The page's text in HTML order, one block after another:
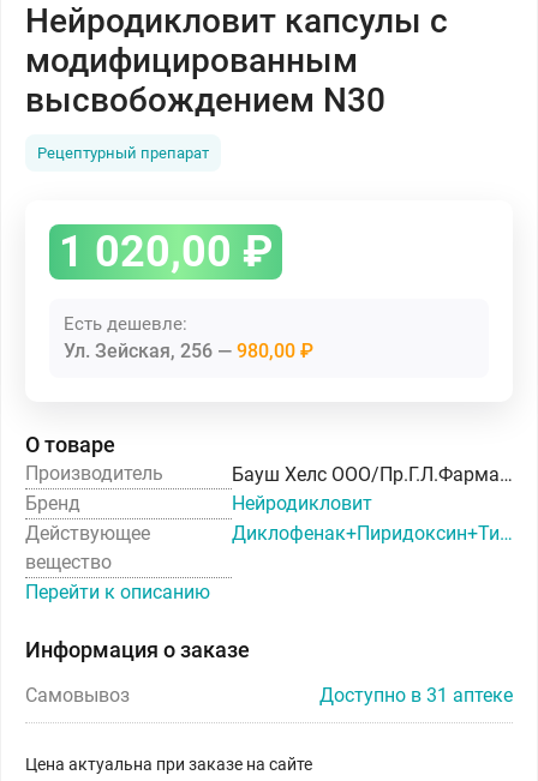
Нейродикловит капсулы с
модифицированным
высвобождением N30
Рецептурный препарат
1 020,00 ₽
Есть дешевле:
Ул. Зейская, 256 980,00 ₽
О товаре
Производитель
Бауш Хелс ООО/Пр.Г.Л.Фарма Гмбх
Бренд
Нейродикловит
Действующее
вещество
Диклофенак+Пиридоксин+Тиамин+Цианокобаламин
Перейти к описанию
Информация о заказе
Самовывоз Доступно в 31 аптеке
Цена актуальна при заказе на сайте